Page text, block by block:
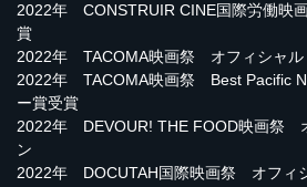
2022年 CONSTRUIR CINE国際労働映
賞
2022年 TACOMA映画祭 オフィシャル
2022年 TACOMA映画祭 Best Pacific
ー賞受賞
2022年 DEVOUR! THE FOOD映画祭
ン
2022年 DOCUTAH国際映画祭 オフィ